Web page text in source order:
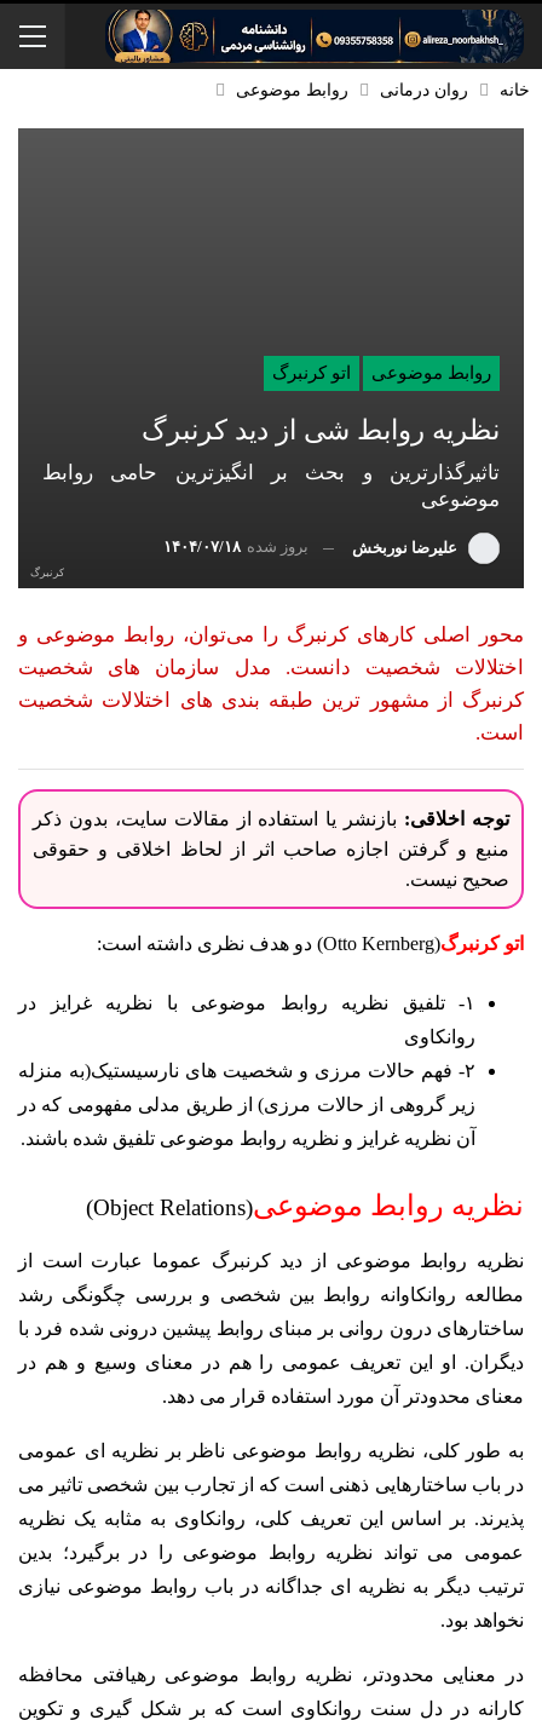
خانه روان درمانی روابط موضوعی
روابط موضوعی اتو کرنبرگ
نظریه روابط شی از دید کرنبرگ
تاثیرگذارترین و بحث بر انگیزترین حامی روابط
موضوعی
علیرضا نوربخش بروز شده ۱۴۰۴/۰۷/۱۸
کرنبرگ
محور اصلی کارهای کرنبرگ را می‌توان، روابط موضوعی و
اختلالات شخصیت دانست. مدل سازمان های شخصیت
کرنبرگ از مشهور ترین طبقه بندی های اختلالات شخصیت
است.
توجه اخلاقی: بازنشر یا استفاده از مقالات سایت، بدون ذکر
منبع و گرفتن اجازه صاحب اثر از لحاظ اخلاقی و حقوقی
صحیح نیست.
اتو کرنبرگ(Otto Kernberg) دو هدف نظری داشته است:
۱- تلفیق نظریه روابط موضوعی با نظریه غرایز در
روانکاوی
۲- فهم حالات مرزی و شخصیت های نارسیستیک(به منزله
زیر گروهی از حالات مرزی) از طریق مدلی مفهومی که در
آن نظریه غرایز و نظریه روابط موضوعی تلفیق شده باشند.
نظریه روابط موضوعی(Object Relations)
نظریه روابط موضوعی از دید کرنبرگ عموما عبارت است از
مطالعه روانکاوانه روابط بین شخصی و بررسی چگونگی رشد
ساختارهای درون روانی بر مبنای روابط پیشین درونی شده فرد با
دیگران. او این تعریف عمومی را هم در معنای وسیع و هم در
معنای محدودتر آن مورد استفاده قرار می دهد.
به طور کلی، نظریه روابط موضوعی ناظر بر نظریه ای عمومی
در باب ساختارهایی ذهنی است که از تجارب بین شخصی تاثیر می
پذیرند. بر اساس این تعریف کلی، روانکاوی به مثابه یک نظریه
عمومی می تواند نظریه روابط موضوعی را در برگیرد؛ بدین
ترتیب دیگر به نظریه ای جداگانه در باب روابط موضوعی نیازی
نخواهد بود.
در معنایی محدودتر، نظریه روابط موضوعی رهیافتی محافظه
کارانه در دل سنت روانکاوی است که بر شکل گیری و تکوین